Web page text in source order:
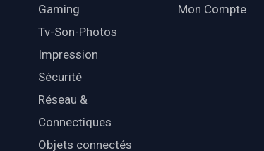
Gaming
Tv-Son-Photos
Impression
Sécurité
Réseau &
Connectiques
Objets connectés
Mon Compte